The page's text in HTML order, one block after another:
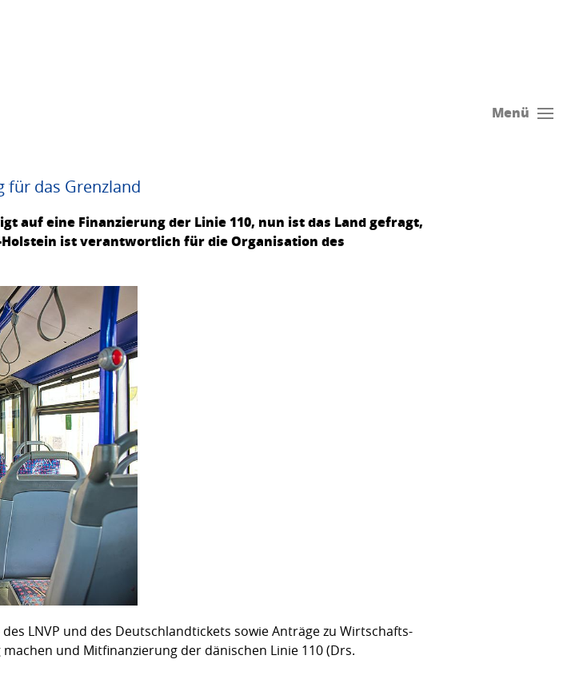
Menü
für das Grenzland
auf eine Finanzierung der Linie 110, nun ist das Land gefragt,
ist verantwortlich für die Organisation des
LNVP und des Deutschlandtickets sowie Anträge zu Wirtschafts-
und Mitfinanzierung der dänischen Linie 110 (Drs.